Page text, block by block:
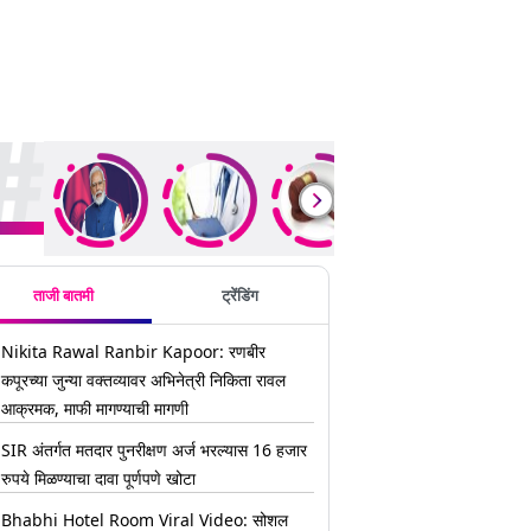
ताजी बातमी ट्रेंडिंग
Nikita Rawal Ranbir Kapoor: रणबीर
कपूरच्या जुन्या वक्तव्यावर अभिनेत्री निकिता रावल
आक्रमक, माफी मागण्याची मागणी
SIR अंतर्गत मतदार पुनरीक्षण अर्ज भरल्यास 16 हजार
रुपये मिळण्याचा दावा पूर्णपणे खोटा
Bhabhi Hotel Room Viral Video: सोशल